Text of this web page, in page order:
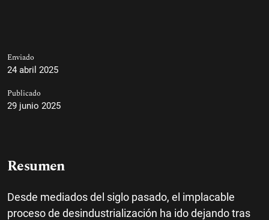
Enviado
24 abril 2025
Publicado
29 junio 2025
Resumen
Desde mediados del siglo pasado, el implacable
proceso de desindustrialización ha ido dejando tras